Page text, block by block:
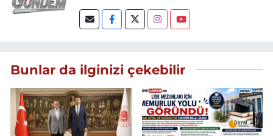
Bunlar da ilginizi çekebilir